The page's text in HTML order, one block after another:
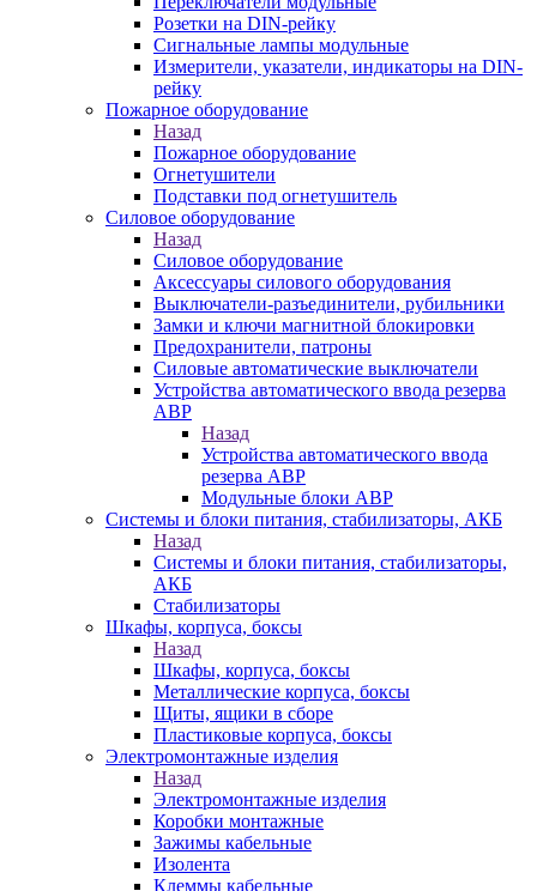
Розетки на DIN-рейку
Сигнальные лампы модульные
Измерители, указатели, индикаторы на DIN-
рейку
Пожарное оборудование
Назад
Пожарное оборудование
Огнетушители
Подставки под огнетушитель
Силовое оборудование
Назад
Силовое оборудование
Аксессуары силового оборудования
Выключатели-разъединители, рубильники
Замки и ключи магнитной блокировки
Предохранители, патроны
Силовые автоматические выключатели
Устройства автоматического ввода резерва
АВР
Назад
Устройства автоматического ввода
резерва АВР
Модульные блоки АВР
Системы и блоки питания, стабилизаторы, АКБ
Назад
Системы и блоки питания, стабилизаторы,
АКБ
Стабилизаторы
Шкафы, корпуса, боксы
Назад
Шкафы, корпуса, боксы
Металлические корпуса, боксы
Щиты, ящики в сборе
Пластиковые корпуса, боксы
Электромонтажные изделия
Назад
Электромонтажные изделия
Коробки монтажные
Зажимы кабельные
Изолента
Клеммы кабельные